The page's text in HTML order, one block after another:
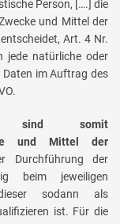
Person, [….] die
und Mittel der
Art. 4 Nr.
jede natürliche oder
Daten im Auftrag des
sind somit
und Mittel der
Durchführung der
beim jeweiligen
sodann als
ist. Für die